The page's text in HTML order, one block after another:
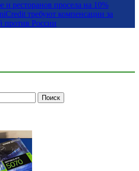
и ресторанов просела на 10%
требуют компенсации за
против России